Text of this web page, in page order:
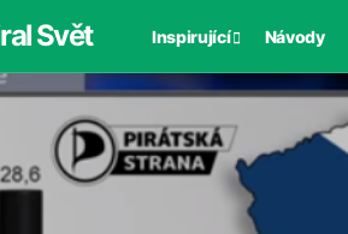
Inspirující Návody